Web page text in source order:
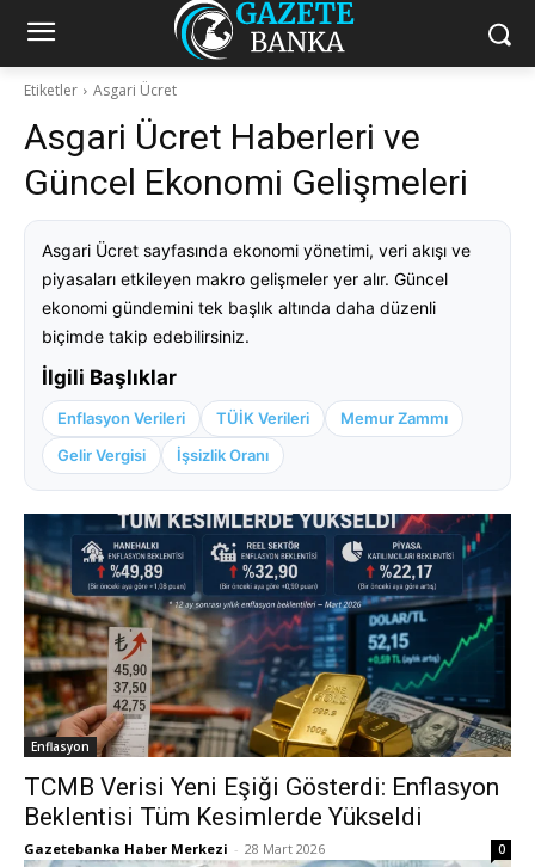
Etiketler Asgari Ücret
Asgari Ücret Haberleri ve
Güncel Ekonomi Gelişmeleri
Asgari Ücret sayfasında ekonomi yönetimi, veri akışı ve
piyasaları etkileyen makro gelişmeler yer alır. Güncel
ekonomi gündemini tek başlık altında daha düzenli
biçimde takip edebilirsiniz.
İlgili Başlıklar
Enflasyon Verileri TÜİK Verileri
Memur Zammı
Gelir Vergisi
İşsizlik Oranı
Enflasyon
TCMB Verisi Yeni Eşiği Gösterdi: Enflasyon
Beklentisi Tüm Kesimlerde Yükseldi
Gazetebanka Haber Merkezi - 28 Mart 2026 0